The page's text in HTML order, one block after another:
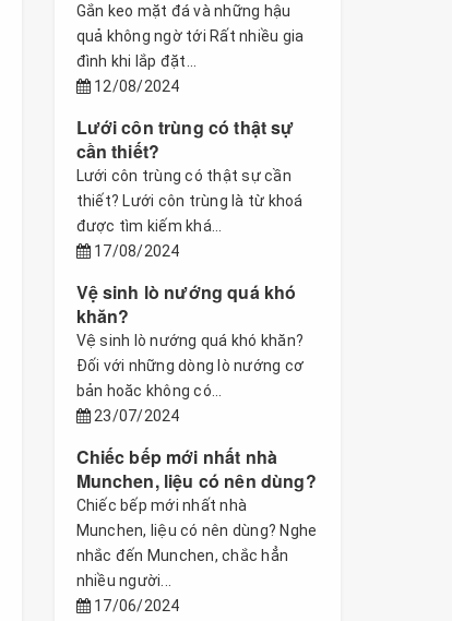
Gắn keo mặt đá và những hậu
quả không ngờ tới Rất nhiều gia
đình khi lắp đặt...
12/08/2024
Lưới côn trùng có thật sự
cần thiết?
Lưới côn trùng có thật sự cần
thiết? Lưới côn trùng là từ khoá
được tìm kiếm khá...
17/08/2024
Vệ sinh lò nướng quá khó
khăn?
Vệ sinh lò nướng quá khó khăn?
Đối với những dòng lò nướng cơ
bản hoăc không có...
23/07/2024
Chiếc bếp mới nhất nhà
Munchen, liệu có nên dùng?
Chiếc bếp mới nhất nhà
Munchen, liệu có nên dùng? Nghe
nhắc đến Munchen, chắc hẳn
nhiều người...
17/06/2024